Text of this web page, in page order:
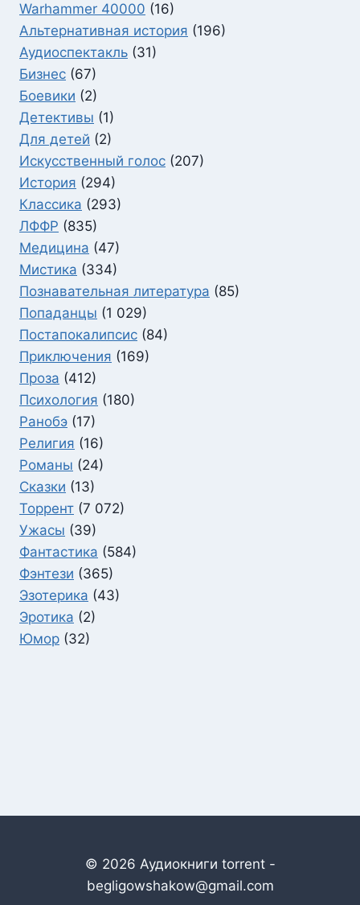
Warhammer 40000 (16)
Альтернативная история (196)
Аудиоспектакль (31)
Бизнес (67)
Боевики (2)
Детективы (1)
Для детей (2)
Искусственный голос (207)
История (294)
Классика (293)
ЛФФР (835)
Медицина (47)
Мистика (334)
Познавательная литература (85)
Попаданцы (1 029)
Постапокалипсис (84)
Приключения (169)
Проза (412)
Психология (180)
Ранобэ (17)
Религия (16)
Романы (24)
Сказки (13)
Торрент (7 072)
Ужасы (39)
Фантастика (584)
Фэнтези (365)
Эзотерика (43)
Эротика (2)
Юмор (32)
© 2026 Аудиокниги torrent -
begligowshakow@gmail.com